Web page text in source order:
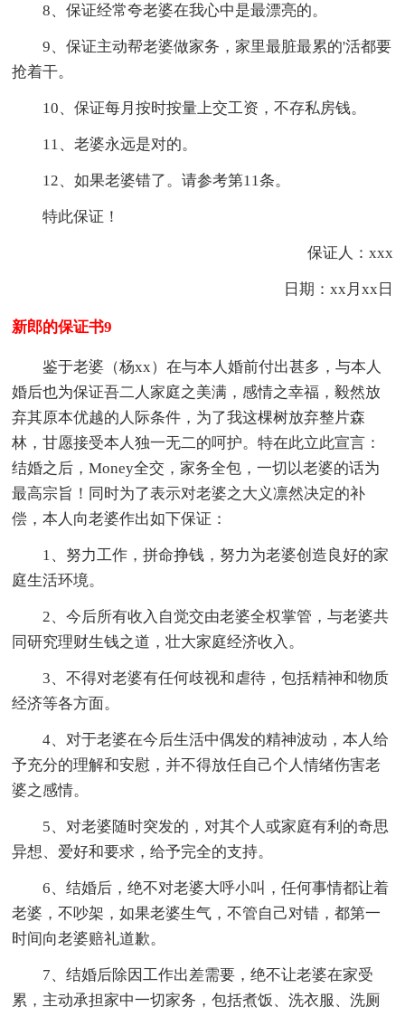
8、保证经常夸老婆在我心中是最漂亮的。
9、保证主动帮老婆做家务，家里最脏最累的'活都要
抢着干。
10、保证每月按时按量上交工资，不存私房钱。
11、老婆永远是对的。
12、如果老婆错了。请参考第11条。
特此保证！
保证人：xxx
日期：xx月xx日
新郎的保证书9
鉴于老婆（杨xx）在与本人婚前付出甚多，与本人
婚后也为保证吾二人家庭之美满，感情之幸福，毅然放
弃其原本优越的人际条件，为了我这棵树放弃整片森
林，甘愿接受本人独一无二的呵护。特在此立此宣言：
结婚之后，Money全交，家务全包，一切以老婆的话为
最高宗旨！同时为了表示对老婆之大义凛然决定的补
偿，本人向老婆作出如下保证：
1、努力工作，拼命挣钱，努力为老婆创造良好的家
庭生活环境。
2、今后所有收入自觉交由老婆全权掌管，与老婆共
同研究理财生钱之道，壮大家庭经济收入。
3、不得对老婆有任何歧视和虐待，包括精神和物质
经济等各方面。
4、对于老婆在今后生活中偶发的精神波动，本人给
予充分的理解和安慰，并不得放任自己个人情绪伤害老
婆之感情。
5、对老婆随时突发的，对其个人或家庭有利的奇思
异想、爱好和要求，给予完全的支持。
6、结婚后，绝不对老婆大呼小叫，任何事情都让着
老婆，不吵架，如果老婆生气，不管自己对错，都第一
时间向老婆赔礼道歉。
7、结婚后除因工作出差需要，绝不让老婆在家受
累，主动承担家中一切家务，包括煮饭、洗衣服、洗厕